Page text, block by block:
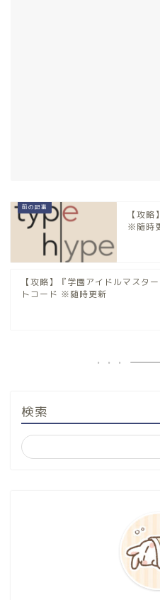
【攻
※随時
【攻略】『学園アイドルマスタ
トコード ※随時更新
検索